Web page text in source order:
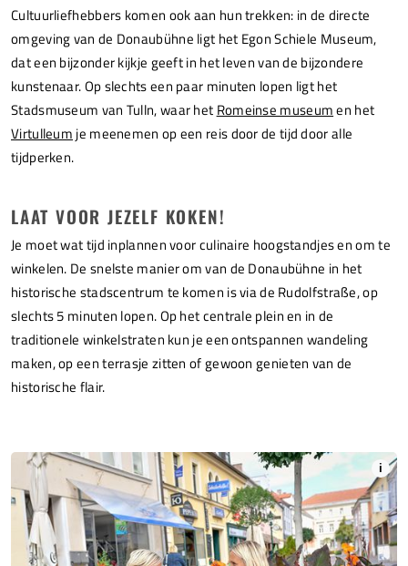
Cultuurliefhebbers komen ook aan hun trekken: in de directe
omgeving van de Donaubühne ligt het Egon Schiele Museum,
dat een bijzonder kijkje geeft in het leven van de bijzondere
kunstenaar. Op slechts een paar minuten lopen ligt het
Stadsmuseum van Tulln, waar het Romeinse museumen het
Virtulleum je meenemen op een reis door de tijd door alle
tijdperken.
i
LAAT VOOR JEZELF KOKEN!
Je moet wat tijd inplannen voor culinaire hoogstandjes en om te
winkelen. De snelste manier om van de Donaubühne in het
historische stadscentrum te komen is via de Rudolfstraße, op
slechts 5 minuten lopen. Op het centrale plein en in de
traditionele winkelstraten kun je een ontspannen wandeling
maken, op een terrasje zitten of gewoon genieten van de
historische flair.